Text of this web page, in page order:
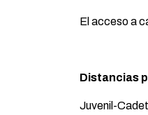
El acceso a
Distancias
Juvenil-